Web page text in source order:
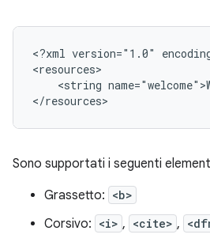
<?xml version="1.0"
<string
</resources>
Sono supportati i seguenti
Grassetto: <b>
Corsivo: <i> , <cite> ,